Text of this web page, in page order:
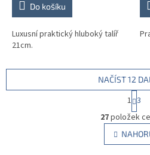
Do košíku
Luxusní praktický hluboký talíř
21cm.
O
v
l
á
NAČÍST 12
S
t
r
á
n
k
1 3
27položek